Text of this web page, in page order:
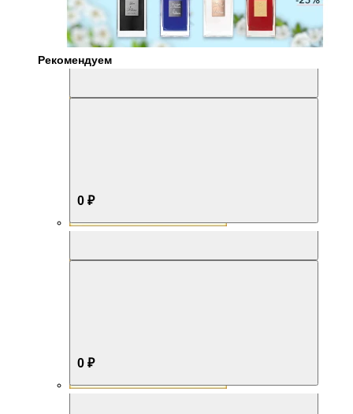
Рекомендуем
0 ₽
0 ₽